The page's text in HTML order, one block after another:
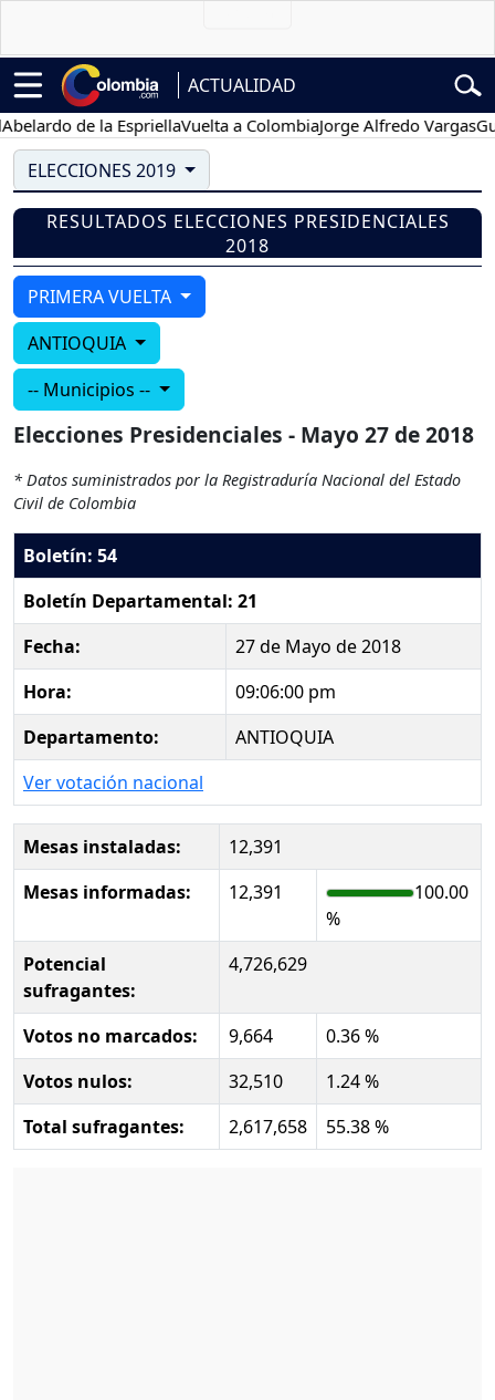
ACTUALIDAD
de la EspriellaVuelta a ColombiaJorge Alfredo Vargas
ELECCIONES 2019
RESULTADOS ELECCIONES PRESIDENCIALES
2018
PRIMERA VUELTA
ANTIOQUIA
-- Municipios --
Elecciones Presidenciales - Mayo 27 de 2018
* Datos suministrados por la Registraduría Nacional del Estado
Civil de Colombia
Boletín: 54
Boletín Departamental: 21
Fecha:
27 de Mayo de 2018
Hora:
09:06:00 pm
Departamento:
ANTIOQUIA
Ver votación nacional
Mesas instaladas:
12,391
Mesas informadas:
12,391
100.00
%
Potencial
sufragantes:
4,726,629
Votos no marcados: 9,664
0.36 %
Votos nulos:
32,510
1.24 %
Total sufragantes:
2,617,658 55.38 %